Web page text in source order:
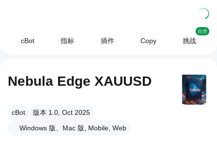
cBot 指标 插件 Copy 挑战
自营
Nebula Edge XAUUSD
cBot
版本 1.0, Oct 2025
Windows 版、Mac 版, Mobile, Web